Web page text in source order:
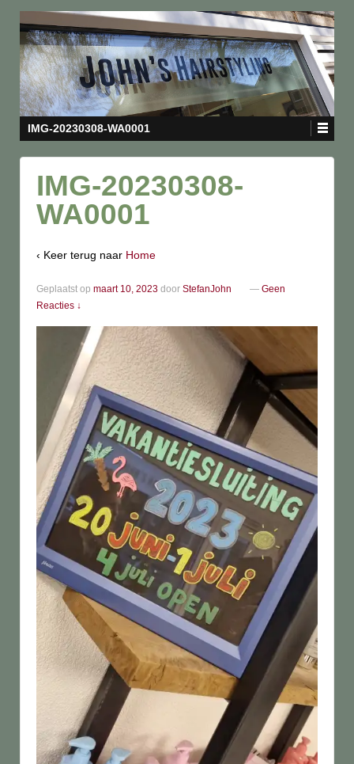
IMG-20230308-WA0001
IMG-20230308-
WA0001
‹ Keer terug naar Home
Geplaatst op maart 10, 2023 door StefanJohn — Geen
Reacties ↓